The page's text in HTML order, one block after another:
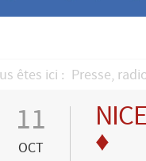
êtes ici : Presse,
11
OCT
♦